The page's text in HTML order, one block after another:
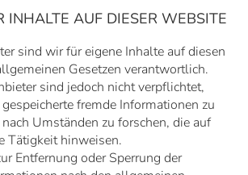
INHALTE AUF DIESER WEBSITE
sind wir für eigene Inhalte auf diesen
Gesetzen verantwortlich.
sind jedoch nicht verpflichtet,
fremde Informationen zu
Umständen zu forschen, die auf
Tätigkeit hinweisen.
Entfernung oder Sperrung der